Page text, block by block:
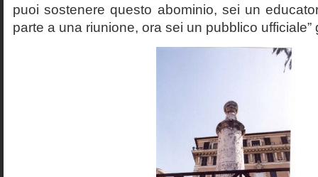
puoi sostenere questo abominio, sei un
parte a una riunione, ora sei un pubblico ufficiale”